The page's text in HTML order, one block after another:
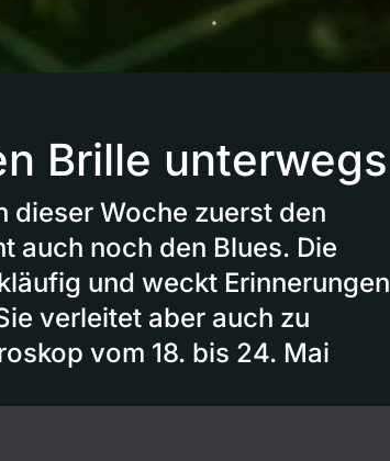
Brille unterwegs
dieser Woche zuerst den
auch noch den Blues. Die
und weckt Erinnerungen
verleitet aber auch zu
vom 18. bis 24. Mai